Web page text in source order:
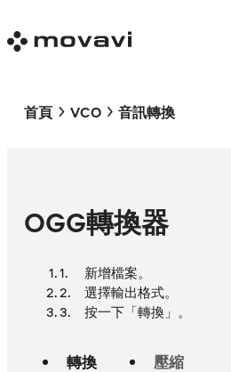
首頁 VCO 音訊轉換
OGG轉換器
新增檔案。
選擇輸出格式。
按一下「轉換」。
轉換 壓縮